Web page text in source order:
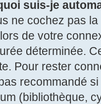
suis-je
ne cochez pas
lors de votre
déterminée.
Pour rester
recommandé
(bibliothèque,